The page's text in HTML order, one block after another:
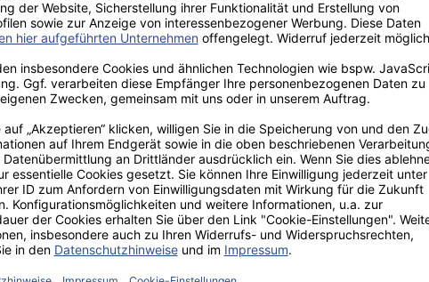
- bis zu 40%.
Fachbuch in unserem renommierten Buchverlag.
und machen Sie sich bekannt.